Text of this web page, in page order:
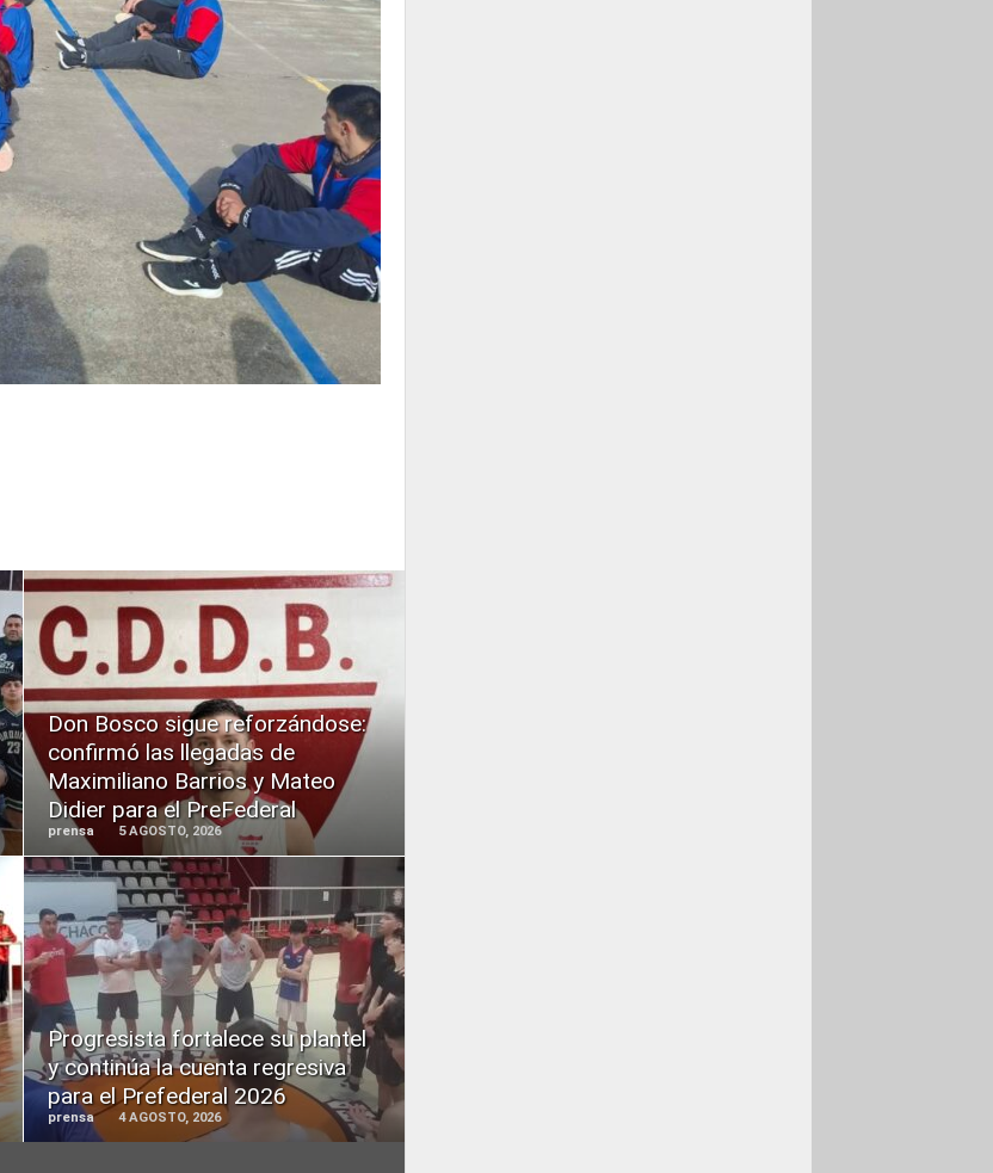
Don Bosco sigue reforzándose:
confirmó las llegadas de
Maximiliano Barrios y Mateo
Didier para el PreFederal
prensa 5 AGOSTO, 2026
READ
MORE
Progresista fortalece su plantel
y continúa la cuenta regresiva
para el Prefederal 2026
prensa 4 AGOSTO, 2026
READ
MORE